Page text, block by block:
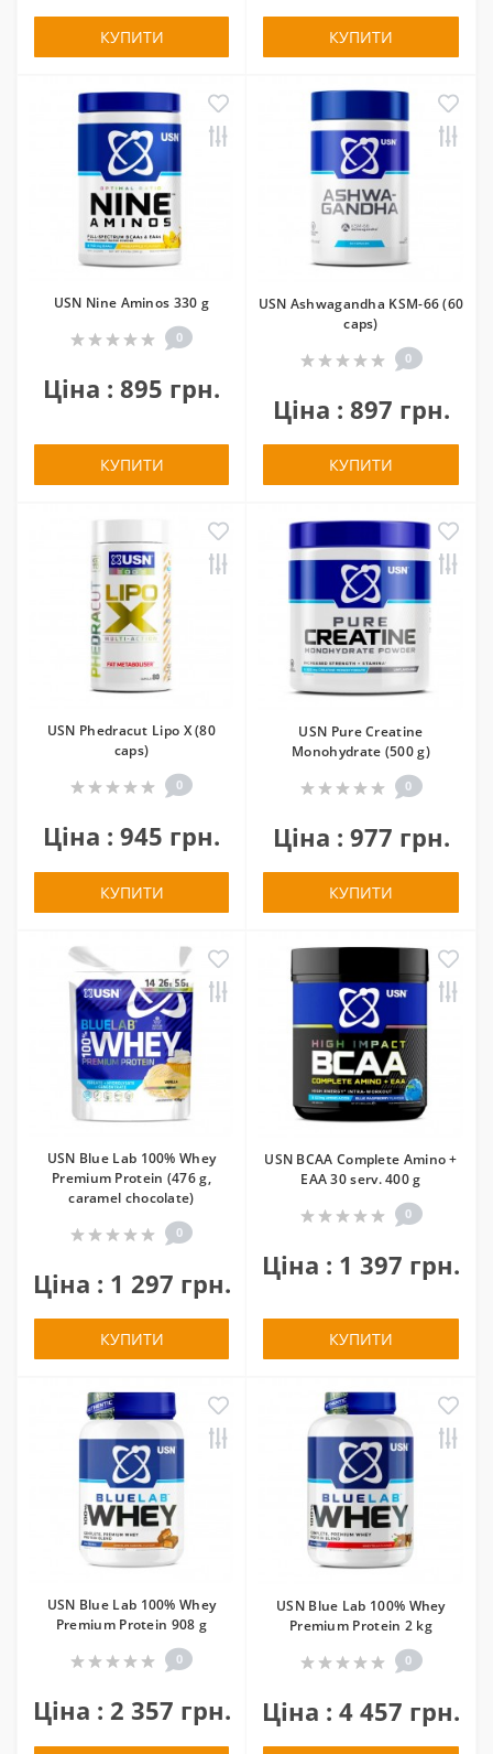
КУПИТИ КУПИТИ
USN Nine Aminos 330 g
0
Ціна : 895 грн.
КУПИТИ
USN Ashwagandha KSM-66 (60
caps)
0
Ціна : 897 грн.
КУПИТИ
USN Phedracut Lipo X (80
caps)
0
Ціна : 945 грн.
КУПИТИ
USN Pure Creatine
Monohydrate (500 g)
0
Ціна : 977 грн.
КУПИТИ
USN Blue Lab 100% Whey
Premium Protein (476 g,
caramel chocolate)
0
Ціна : 1 297 грн.
КУПИТИ
USN BCAA Complete Amino +
EAA 30 serv. 400 g
0
Ціна : 1 397 грн.
КУПИТИ
USN Blue Lab 100% Whey
Premium Protein 908 g
0
Ціна : 2 357 грн.
USN Blue Lab 100% Whey
Premium Protein 2 kg
0
Ціна : 4 457 грн.